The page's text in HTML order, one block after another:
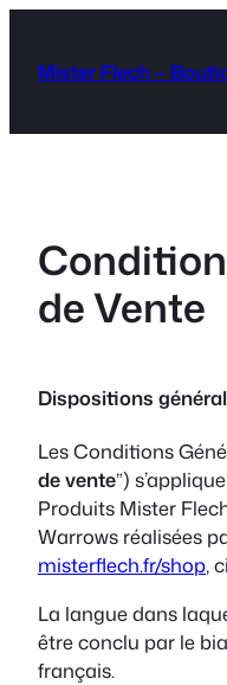
contenu
Mister Flech –
de Vente
Dispositions
Les Conditions
de vente”)
Produits Mister
Warrows réalisées
misterflech.fr/shop,
La langue dans
être conclu par le
français.